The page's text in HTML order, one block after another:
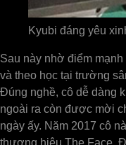
Kyubi đáng yêu
Sau này nhờ điểm
và theo học tại trường
Đúng nghề, cô dễ dàng
ngoài ra còn được mời
ngày ấy. Năm 2017 cô
thương hiệu The Face.